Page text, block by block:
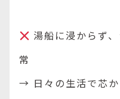
湯船に浸からず
常
→ 日々の生活で芯